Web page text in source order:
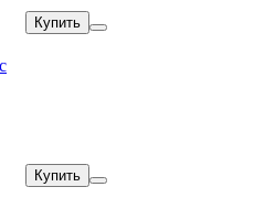
Купить
Купить